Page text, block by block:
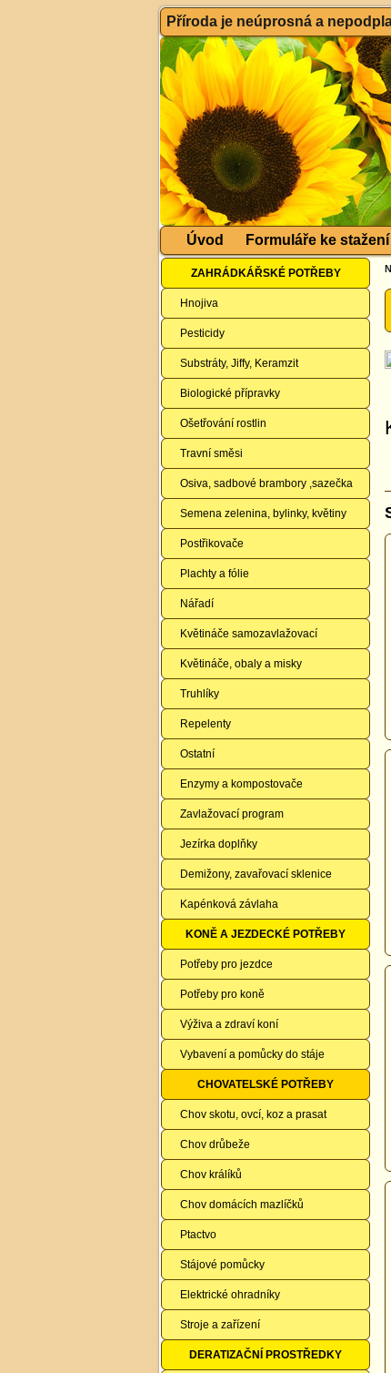
Příroda je neúprosná a
Úvod Formuláře ke stažení
ZAHRÁDKÁŘSKÉ POTŘEBY
Hnojiva
Pesticidy
Substráty, Jiffy, Keramzit
Biologické přípravky
Ošetřování rostlin
Travní směsi
Osiva, sadbové brambory ,sazečka
Semena zelenina, bylinky, květiny
Postřikovače
Plachty a fólie
Nářadí
Květináče samozavlažovací
Květináče, obaly a misky
Truhlíky
Repelenty
Ostatní
Enzymy a kompostovače
Zavlažovací program
Jezírka doplňky
Demižony, zavařovací sklenice
Kapénková závlaha
KONĚ A JEZDECKÉ POTŘEBY
Potřeby pro jezdce
Potřeby pro koně
Výživa a zdraví koní
Vybavení a pomůcky do stáje
CHOVATELSKÉ POTŘEBY
Chov skotu, ovcí, koz a prasat
Chov drůbeže
Chov králíků
Chov domácích mazlíčků
Ptactvo
Stájové pomůcky
Elektrické ohradníky
Stroje a zařízení
DERATIZAČNÍ PROSTŘEDKY